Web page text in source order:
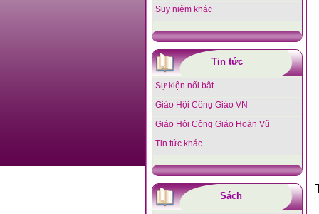
Suy niệm khác
Tin tức
Sự kiện nổi bật
Giáo Hội Công Giáo VN
Giáo Hội Công Giáo Hoàn Vũ
Tin tức khác
Sách